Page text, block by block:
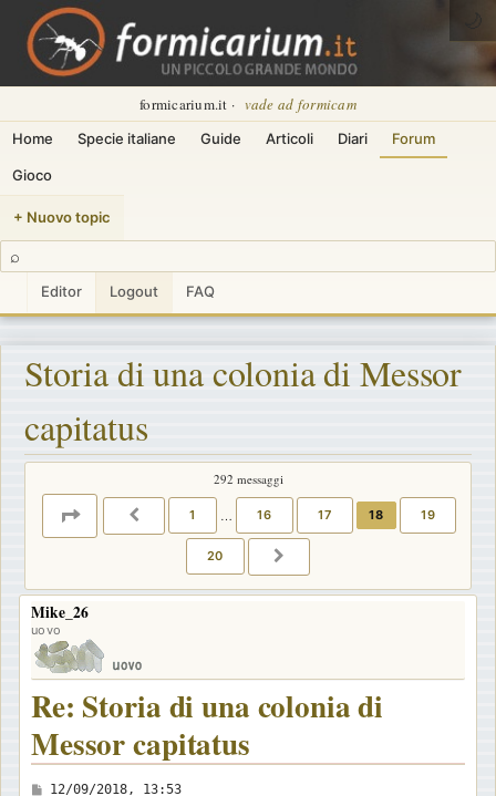
formicarium.it · vade ad formicam
Home Specie italiane Guide Articoli Diari Forum
Gioco
+ Nuovo topic
⌕
Editor Logout FAQ
🌙
Storia di una colonia di Messor
capitatus
292 messaggi
PAGINA18 20
PRECEDENTE
1 … 16 17 18 19
20
Mike_26
uovo
Re: Storia di una colonia di
Messor capitatus
M12/09/2018, 13:53